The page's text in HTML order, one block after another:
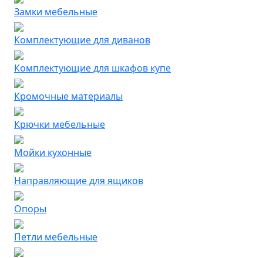
Замки мебельные
Комплектующие для диванов
Комплектующие для шкафов купе
Кромочные материалы
Крючки мебельные
Мойки кухонные
Направляющие для ящиков
Опоры
Петли мебельные